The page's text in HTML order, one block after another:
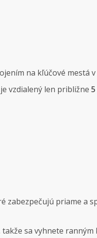
na kľúčové mestá
vzdialený len približne
zabezpečujú priame a
sa vyhnete ranným